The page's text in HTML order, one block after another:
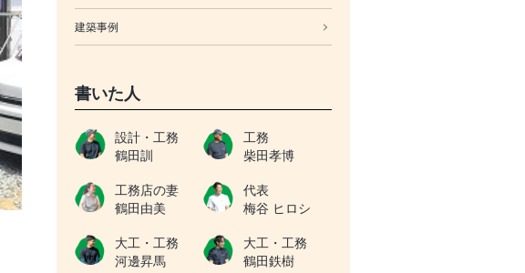
建築事例
書いた人
設計・工務
鶴田訓
工務
柴田孝博
工務店の妻
鶴田由美
代表
梅谷 ヒロシ
大工・工務
河邊昇馬
大工・工務
鶴田鉄樹